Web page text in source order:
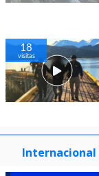
18
visitas
Internacional